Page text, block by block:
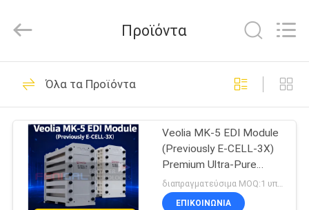
ΣΠΊΤΙ
ΠΡΟΪΌΝΤΑ
ΠΕΡΊΠΟΥ
ΕΜΕΊΣ
Technology
All
Reserved.
Σύστημα
επεξεργασίας
νερού αντίστροφης
όσμωσης
83
Προϊόντα
Όλα τα Προϊόντα
Veolia MK-5 EDI Module
(Previously E-CELL-3X)
Premium Ultra-Pure
Water Solution for the
Medical Industry
διαπραγματεύσιμα MOQ:1 υπολογιστή
ΕΠΙΚΟΙΝΩΝΙΑ